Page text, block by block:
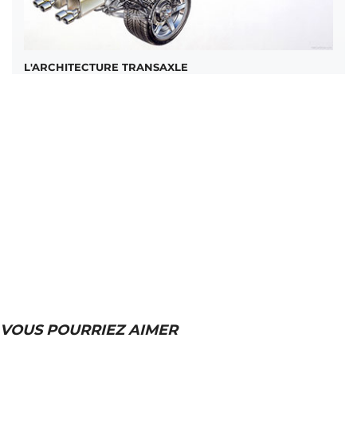
L'ARCHITECTURE TRANSAXLE
VOUS POURRIEZ AIMER